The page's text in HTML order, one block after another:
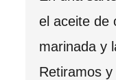
el aceite de
marinada y
Retiramos